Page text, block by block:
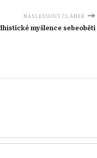
NASLEDUJÍCÍ ČLÁNEK
myšlence sebeoběti